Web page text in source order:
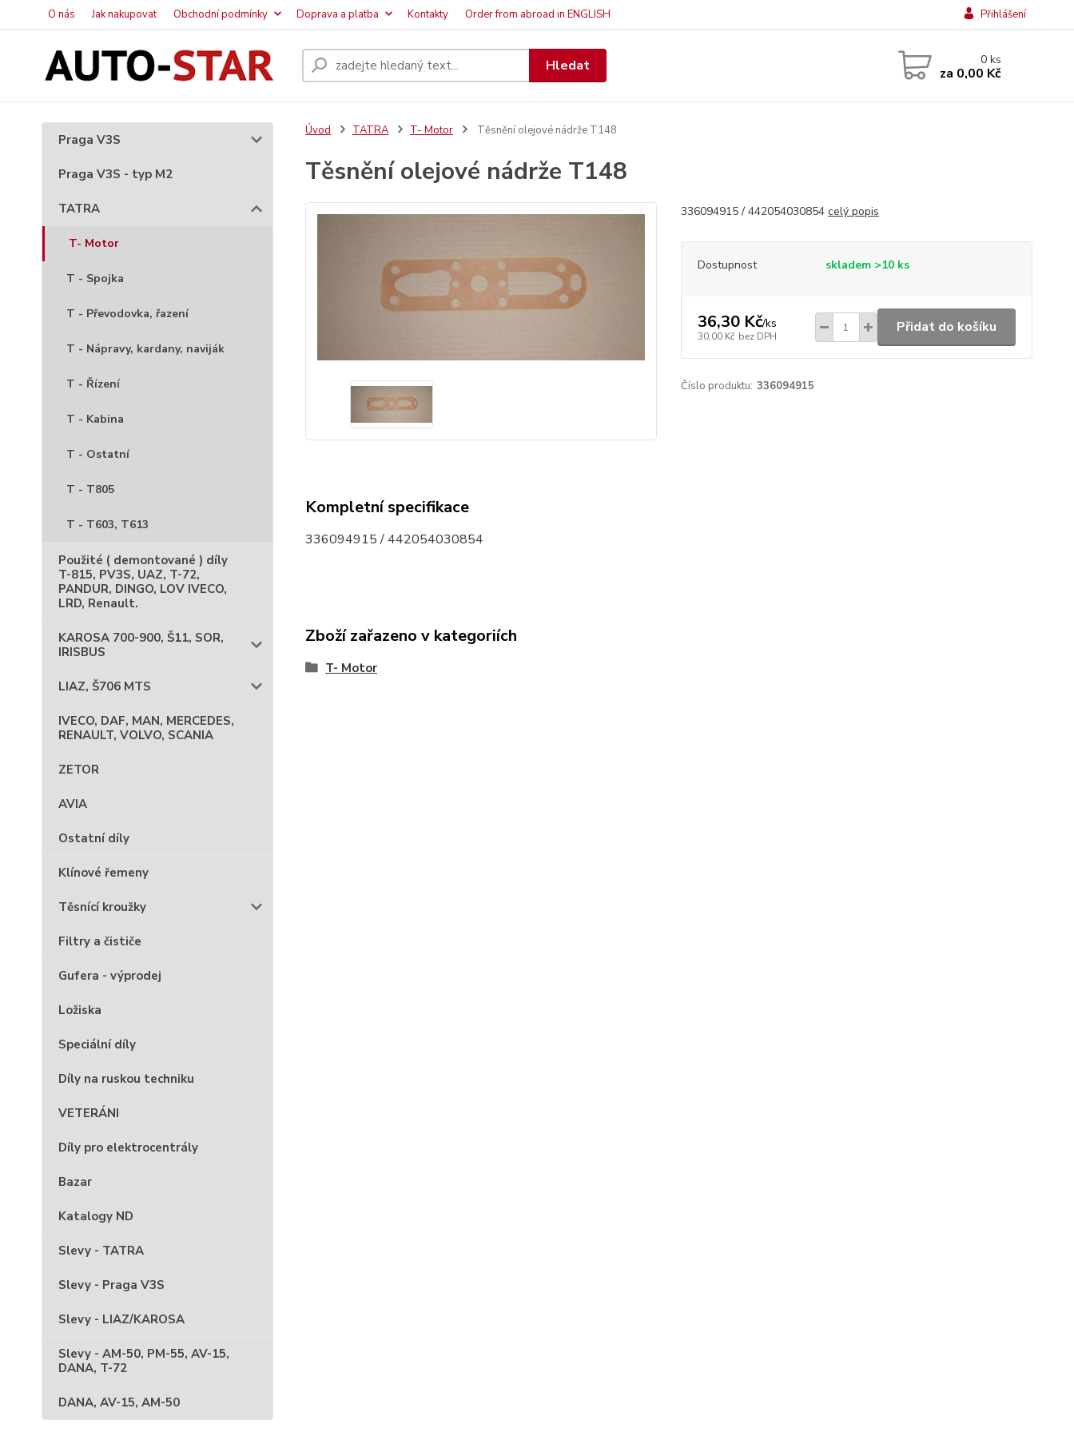
O nás Jak nakupovat Obchodní podmínky Doprava a platba Kontakty Order from abroad in ENGLISH Přihlášení
Hledat 0ks
za 0,00 Kč
Praga V3S
Praga V3S - typ M2
TATRA
T- Motor
T - Spojka
T - Převodovka, řazení
T - Nápravy, kardany, naviják
T - Řízení
T - Kabina
T - Ostatní
T - T805
T - T603, T613
Použité ( demontované ) díly
T-815, PV3S, UAZ, T-72,
PANDUR, DINGO, LOV IVECO,
LRD, Renault.
KAROSA 700-900, Š11, SOR,
IRISBUS
LIAZ, Š706 MTS
IVECO, DAF, MAN, MERCEDES,
RENAULT, VOLVO, SCANIA
ZETOR
AVIA
Ostatní díly
Klínové řemeny
Těsnící kroužky
Filtry a čističe
Gufera - výprodej
Ložiska
Speciální díly
Díly na ruskou techniku
VETERÁNI
Díly pro elektrocentrály
Bazar
Katalogy ND
Slevy - TATRA
Slevy - Praga V3S
Slevy - LIAZ/KAROSA
Slevy - AM-50, PM-55, AV-15,
DANA, T-72
DANA, AV-15, AM-50
Úvod TATRA T- Motor Těsnění olejové nádrže T148
Těsnění olejové nádrže T148
336094915 / 442054030854 celý popis
Dostupnost skladem >10 ks
36,30 Kč/ks
30,00 Kč bez DPH
Přidat do košíku
Číslo produktu: 336094915
Kompletní specifikace
336094915 / 442054030854
Zboží zařazeno v kategoriích
T- Motor